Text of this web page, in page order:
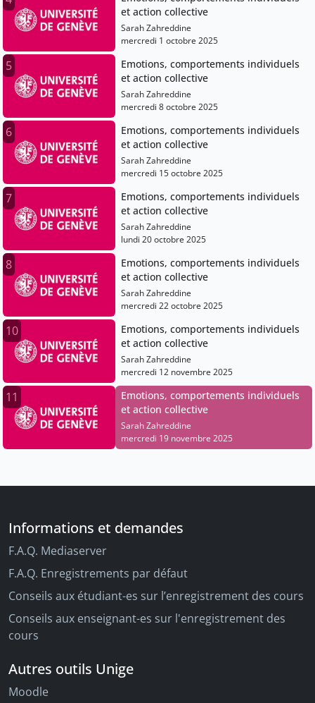
et action collective
Sarah Zahreddine
mercredi 1 octobre 2025
5
Emotions, comportements individuels
et action collective
Sarah Zahreddine
mercredi 8 octobre 2025
6
Emotions, comportements individuels
et action collective
Sarah Zahreddine
mercredi 15 octobre 2025
7
Emotions, comportements individuels
et action collective
Sarah Zahreddine
lundi 20 octobre 2025
8
Emotions, comportements individuels
et action collective
Sarah Zahreddine
mercredi 22 octobre 2025
10
Emotions, comportements individuels
et action collective
Sarah Zahreddine
mercredi 12 novembre 2025
11
Emotions, comportements individuels
et action collective
Sarah Zahreddine
mercredi 19 novembre 2025
Informations et demandes
F.A.Q. Mediaserver
F.A.Q. Enregistrements par défaut
Conseils aux étudiant-es sur l’enregistrement des cours
Conseils aux enseignant-es sur l'enregistrement des
cours
Autres outils Unige
Moodle